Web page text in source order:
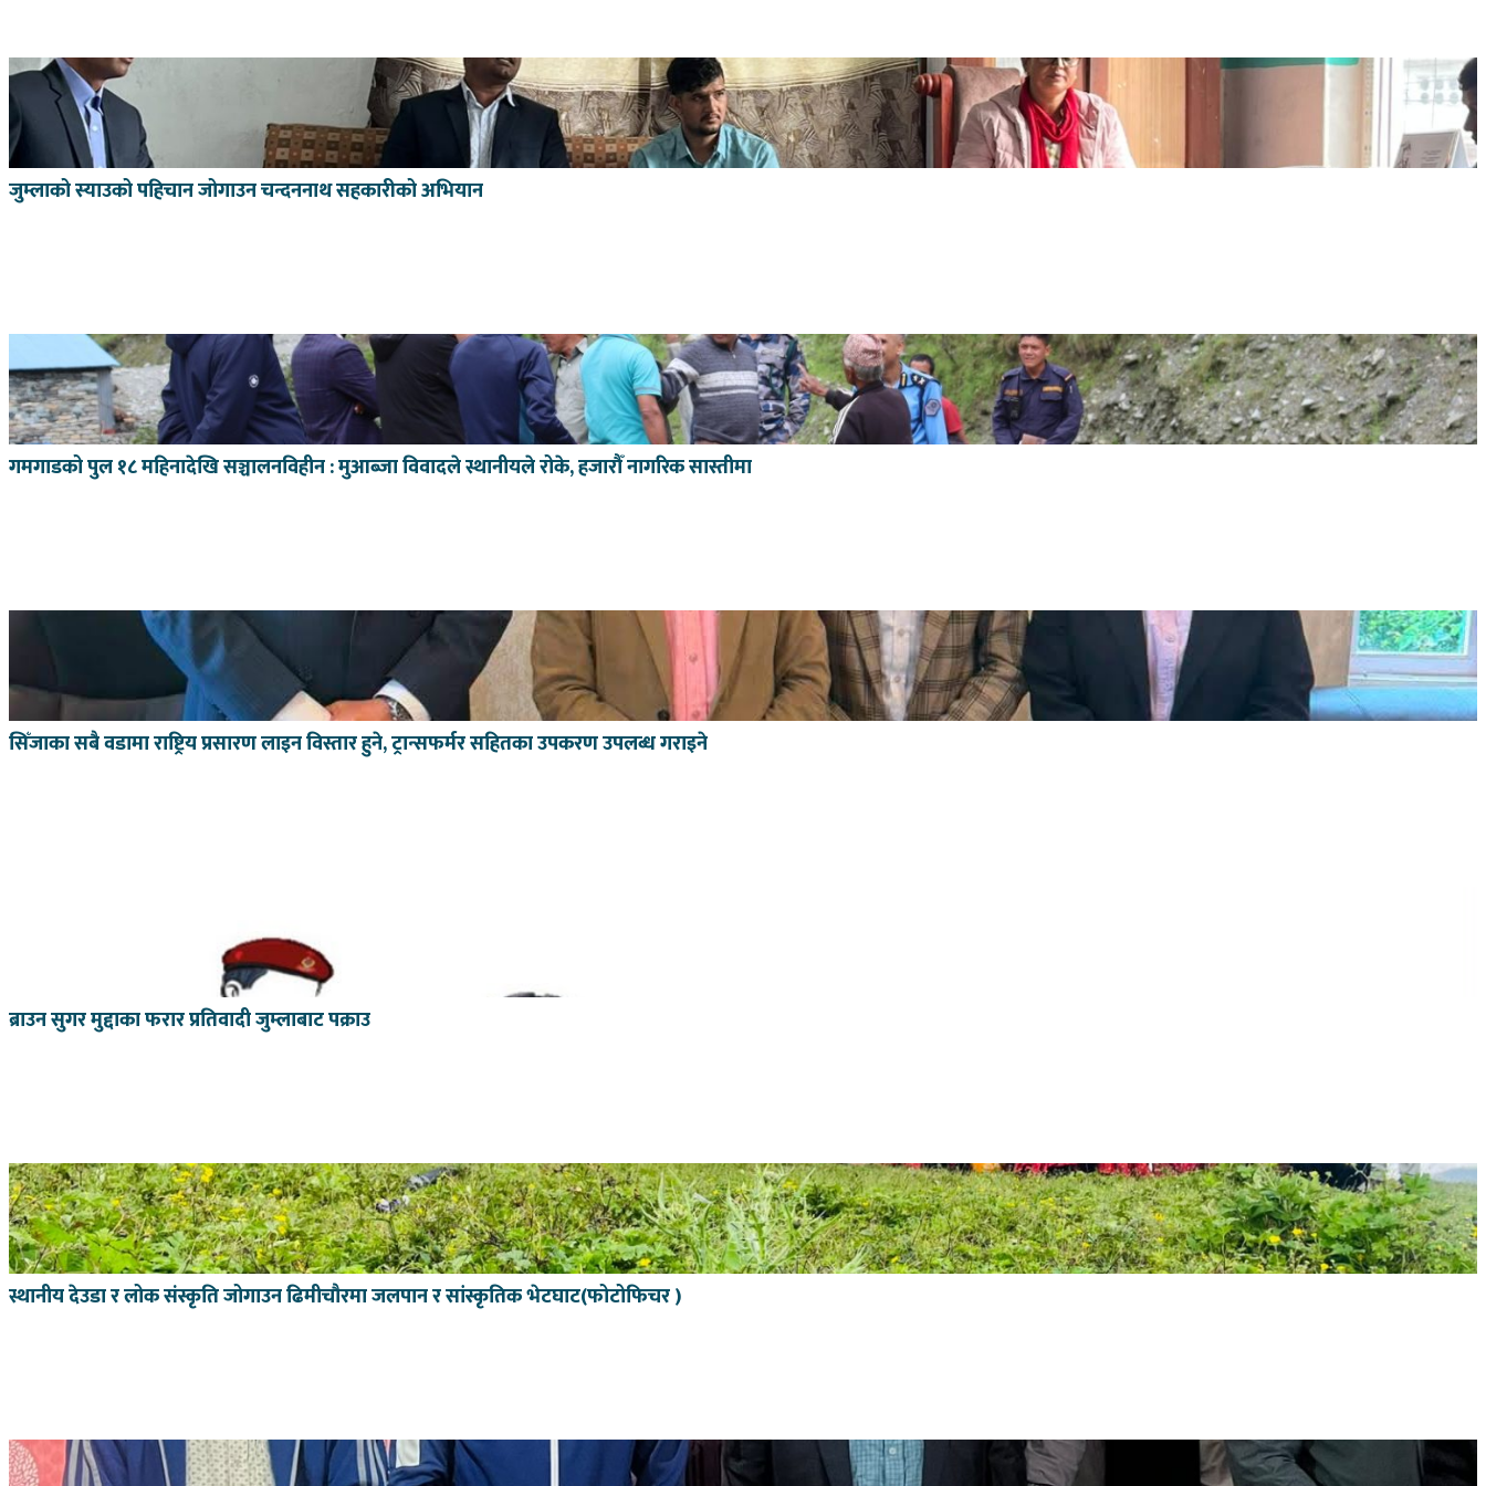
जुम्लाको स्याउको पहिचान जोगाउन चन्दननाथ सहकारीको अभियान
गमगाडको पुल १८ महिनादेखि सञ्चालनविहीन : मुआब्जा विवादले स्थानीयले रोके, हजारौँ नागरिक सास्तीमा
सिँजाका सबै वडामा राष्ट्रिय प्रसारण लाइन विस्तार हुने, ट्रान्सफर्मर सहितका उपकरण उपलब्ध गराइने
ब्राउन सुगर मुद्दाका फरार प्रतिवादी जुम्लाबाट पक्राउ
स्थानीय देउडा र लोक संस्कृति जोगाउन ढिमीचौरमा जलपान र सांस्कृतिक भेटघाट(फोटोफिचर )